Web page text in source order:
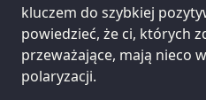
kluczem do szybkiej
powiedzieć, że ci, których
przeważające, mają nieco
polaryzacji.